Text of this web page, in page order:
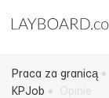
Praca za granicą
KPJob